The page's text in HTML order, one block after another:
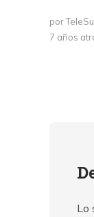
por
7 años
Lo